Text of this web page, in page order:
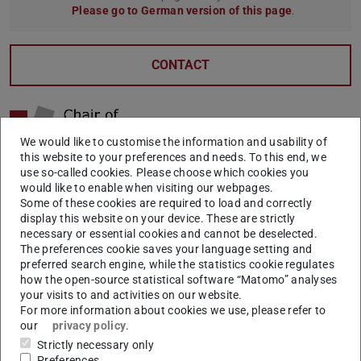
Please go to German version of this page.
CONTACT
Das Fachgebiet
Unternehmensführung und
Logistik steht über die BVL im
nationalen Austausch
Der Wissenschaftliche Beirat (WBR) unterstützt die BVL
und ihre Mitglieder dabei, aus Sicht von Wissenschaft und
Forschung Themenfelder der Logistik in Gesellschaft,
We would like to customise the information and usability of
this website to your preferences and needs. To this end, we
use so-called cookies. Please choose which cookies you
would like to enable when visiting our webpages.
Some of these cookies are required to load and correctly
display this website on your device. These are strictly
necessary or essential cookies and cannot be deselected.
The preferences cookie saves your language setting and
preferred search engine, while the statistics cookie regulates
how the open-source statistical software “Matomo” analyses
your visits to and activities on our website.
For more information about cookies we use, please refer to
our
privacy policy.
Strictly necessary only